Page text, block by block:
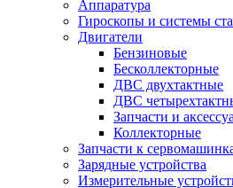
Аппаратура
Гироскопы и системы
Двигатели
Бензиновые
Бесколлекторные
ДВС двухтактные
ДВС
Запчасти и
Коллекторные
Запчасти к
Зарядные устройства
Измерительные